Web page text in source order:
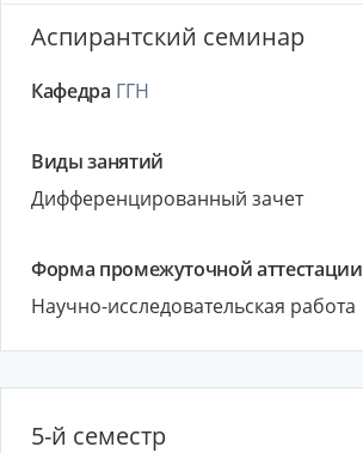
Аспирантский семинар
Кафедра ГГН
Виды занятий
Дифференцированный зачет
Форма промежуточной аттестации
Научно-исследовательская работа
5-й семестр